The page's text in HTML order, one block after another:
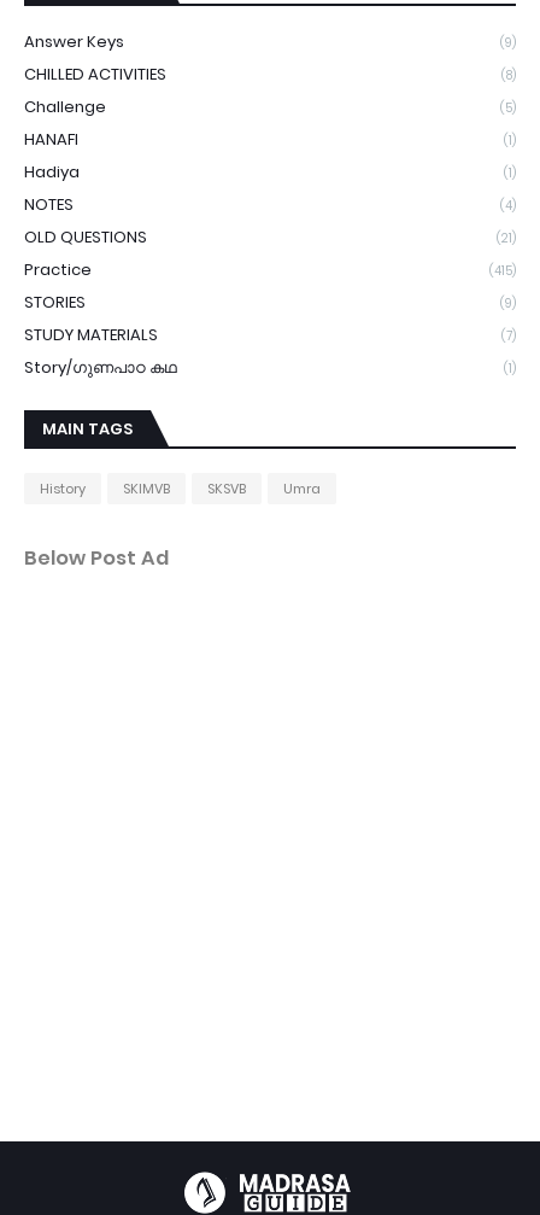
Answer Keys (9)
CHILLED ACTIVITIES (8)
Challenge (5)
HANAFI (1)
Hadiya (1)
NOTES (4)
OLD QUESTIONS (21)
Practice (415)
STORIES (9)
STUDY MATERIALS (7)
Story/ഗുണപാഠ കഥ (1)
MAIN TAGS
History SKIMVB SKSVB Umra
Below Post Ad